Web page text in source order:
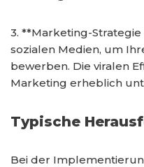
3. **Marketing-
sozialen Medien, um
bewerben. Die viralen
Marketing erheblich
Typische
Bei der